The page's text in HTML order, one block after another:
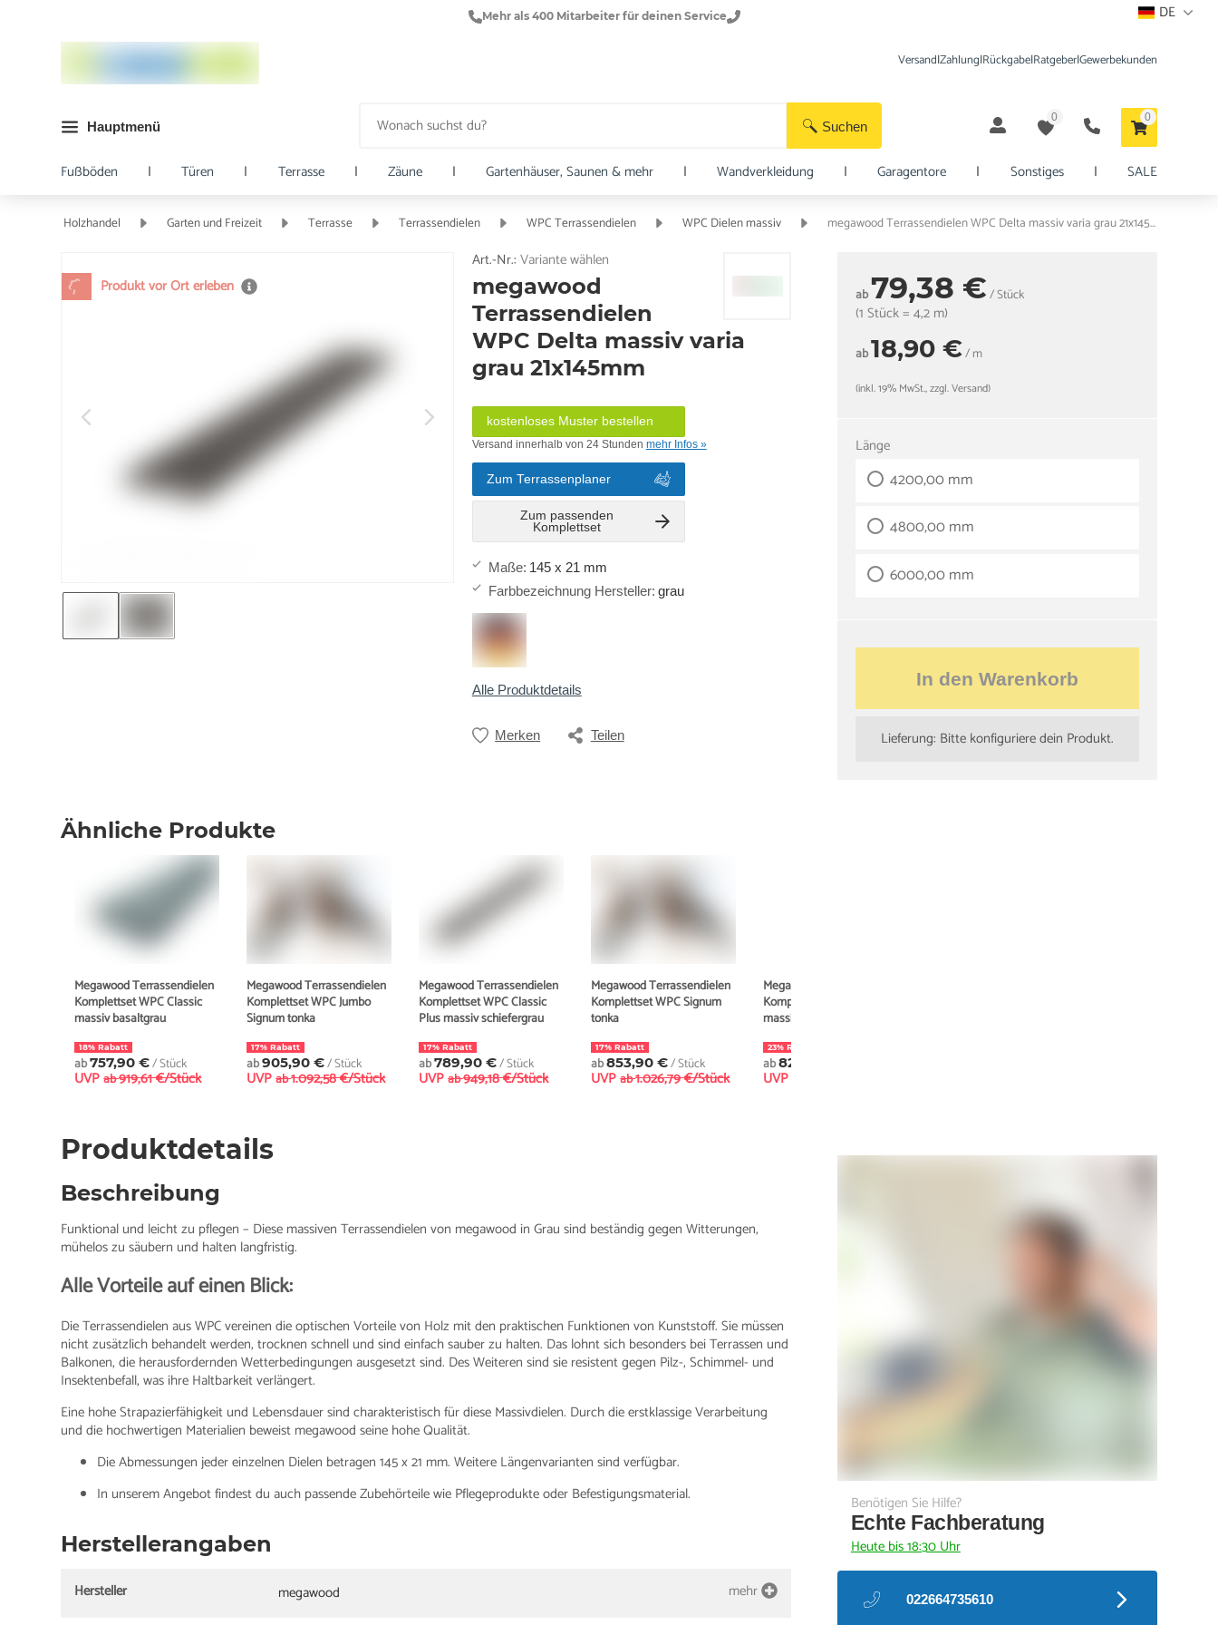
Mehr als 400 Mitarbeiter für deinen Service DE
Suchen
Versand|Zahlung|Rückgabe|Ratgeber|Gewerbekunden
Hauptmenü
0 0
Fußböden | Türen | Terrasse | Zäune | Gartenhäuser, Saunen & mehr | Wandverkleidung | Garagentore | Sonstiges | SALE
Holzhandel Garten und Freizeit Terrasse Terrassendielen WPC Terrassendielen WPC Dielen massiv megawood Terrassendielen WPC Delta massiv varia grau 21x145mm
Produkt vor Ort erleben
Art.-Nr.: Variante wählen
megawood
Terrassendielen
WPC Delta massiv varia
grau 21x145mm
kostenloses Muster bestellen
Versand innerhalb von 24 Stunden mehr Infos »
Zum Terrassenplaner
Zum passenden
Komplettset
Maße: 145 x 21 mm
Farbbezeichnung Hersteller: grau
Alle Produktdetails
Merken Teilen
ab79,38 €/ Stück
(1 Stück = 4,2 m)
ab18,90 €/ m
(inkl. 19% MwSt., zzgl. Versand)
Länge
4200,00 mm
4800,00 mm
6000,00 mm
In den Warenkorb
Lieferung: Bitte konfiguriere dein Produkt.
Ähnliche Produkte
Megawood Terrassendielen
Komplettset WPC Classic
massiv basaltgrau
18% Rabatt
ab757,90 €/ Stück
UVP ab919,61 €/Stück
Megawood Terrassendielen
Komplettset WPC Jumbo
Signum tonka
17% Rabatt
ab905,90 €/ Stück
UVP ab1.092,58 €/Stück
Megawood Terrassendielen
Komplettset WPC Classic
Plus massiv schiefergrau
17% Rabatt
ab789,90 €/ Stück
UVP ab949,18 €/Stück
Megawood Terrassendielen
Komplettset WPC Signum
tonka
17% Rabatt
ab853,90 €/ Stück
UVP ab1.026,79 €/Stück
Megawood Terrassendielen
Komplett-Set WPC Premium
massiv schiefergrau
23% Rabatt
ab821,90 €
UVP
Produktdetails
Beschreibung
Funktional und leicht zu pflegen – Diese massiven Terrassendielen von megawood in Grau sind beständig gegen Witterungen,
mühelos zu säubern und halten langfristig.
Alle Vorteile auf einen Blick:
Die Terrassendielen aus WPC vereinen die optischen Vorteile von Holz mit den praktischen Funktionen von Kunststoff. Sie müssen
nicht zusätzlich behandelt werden, trocknen schnell und sind einfach sauber zu halten. Das lohnt sich besonders bei Terrassen und
Balkonen, die herausfordernden Wetterbedingungen ausgesetzt sind. Des Weiteren sind sie resistent gegen Pilz-, Schimmel- und
Insektenbefall, was ihre Haltbarkeit verlängert.
Eine hohe Strapazierfähigkeit und Lebensdauer sind charakteristisch für diese Massivdielen. Durch die erstklassige Verarbeitung
und die hochwertigen Materialien beweist megawood seine hohe Qualität.
Die Abmessungen jeder einzelnen Dielen betragen 145 x 21 mm. Weitere Längenvarianten sind verfügbar.
In unserem Angebot findest du auch passende Zubehörteile wie Pflegeprodukte oder Befestigungsmaterial.
Herstellerangaben
Hersteller megawood mehr
Benötigen Sie Hilfe?
Echte Fachberatung
Heute bis 18:30 Uhr
022664735610